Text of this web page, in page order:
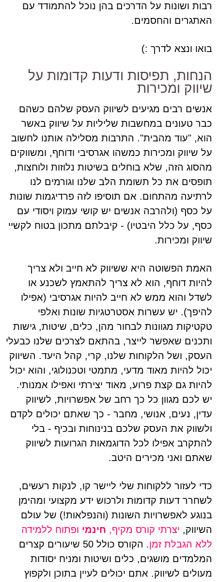
רבות ושונות על הדרכים בהן נוכל להתמודד עם
האתגרים והחסמים.
בואו ונצא לדרך :)
הנחות, תפיסות ודעות קדומות על
שיווק ומכירות
אנשים רבים מגיעים לשיווק העסק שלהם כשהם
כבר טעונים במחשבות שליליות על שיווק באשר
הוא, "עוד מהבית". התרבות מסלילה אותנו לחשוב
על שיווק ומכירות כמשהו אגרסיבי ודוחף, ומשווקים
מהסוג הזה, שלא בוחלים בשיטות נלוזות ולוחצות,
תופסים את כל תשומת הלב שלנו וגורמים לנו
לרתיעה מהתחום. אם תוסיפו לזה פרדיגמות שונות
על כסף (ולהרבה אנשים יש קושי עמוק ויסודי עם
כסף, על כלל היבטיו) - קיבלתם מתכון בטוח לקשיי
שיווק ומכירות.
האמת הפשוטה היא ששיווק לא חייב ולא צריך
להיות דוחף, הוא לא צריך להתאמץ לשכנע או
לשדל והוא ממש לא חייב להיות אגרסיבי (אפילו
להיפך). יש עשרות אסטרטגיות שונות ואלפי
טקטיקות מגוונות לבחור מהן, כלים, שיטות, גישות
ותכנים שאפשר לייצר, בהתאם לצרכים שלנו כבעלי
העסק, ושל הלקוחות שלנו, קרי, קהל היעד. השיווק
יכול להיות מאוד מדעי, מתמטי וטכנולוגי, והוא יכול
להיות גם קצת פרוע, מאוד יצירתי ואפילו אמנותי.
יש לכם מגוון כל כך רחב של אפשרויות, לשיווק
עדין, נעים, אנושי, מחבר - כך שאתם יכולים לקדם
ולשווק את העסק שלכם בנינוחות ובכיף - בלי
להתקרב אפילו לכל הדוגמאות הגרועות לשיווק
שאתם ואני מכירים היטב.
כדי לעזור ללקוחות שלי ליישר קו, לנקות רעשים,
לשחרר דעות קדומות ולרכוש ידע מקצועי ומהימן
בנוגע לאפשרויות השונות (והנפלאות!) של עולם
השיווק, יצרתי קורס מקיף, חינמיופתוח ללמידה
ללא הגבלת זמן
. הקורס כולל 50 שיעורים קצרים
המלמדים מושגים, כלים ושיטות ומניח יסודות
מעולים לשיווק. אתם יכולים לעיין בתוכן ולקפוץ